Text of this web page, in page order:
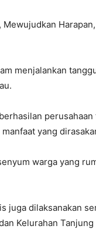
menjalankan
yang
warga yang
juga dilaksanakan
Kelurahan Tanjung